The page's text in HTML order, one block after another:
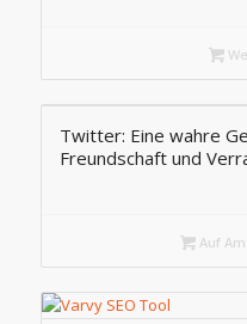
Twitter: Eine wahre
Freundschaft und
Auf